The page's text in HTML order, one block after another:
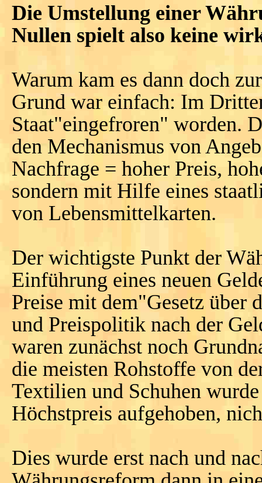
Die Umstellung einer
Nullen spielt also keine
Warum kam es dann doch
Grund war einfach: Im
Staat"eingefroren" worden.
den Mechanismus von
Nachfrage = hoher Preis,
sondern mit Hilfe eines
von Lebensmittelkarten.
Der wichtigste Punkt der
Einführung eines neuen
Preise mit dem"Gesetz über
und Preispolitik nach der
waren zunächst noch
die meisten Rohstoffe von
Textilien und Schuhen
Höchstpreis aufgehoben,
Dies wurde erst nach und